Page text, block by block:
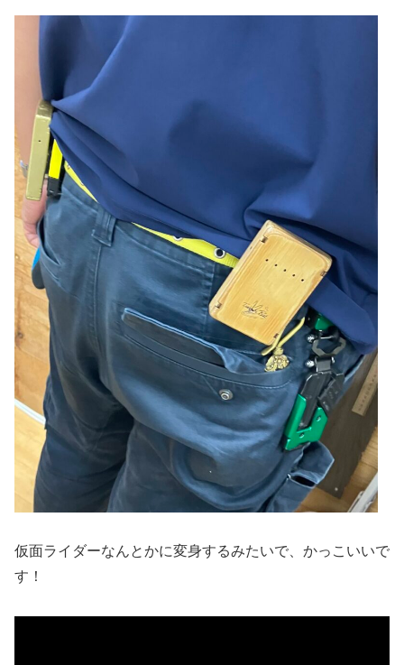
仮面ライダーなんとかに変身するみたいで、かっこいいで
す！